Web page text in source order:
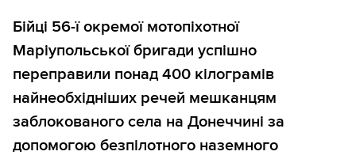
Бійці 56-ї окремої мотопіхотної
Маріупольської бригади успішно
переправили понад 400 кілограмів
найнеобхідніших речей мешканцям
заблокованого села на Донеччині за
допомогою безпілотного наземного